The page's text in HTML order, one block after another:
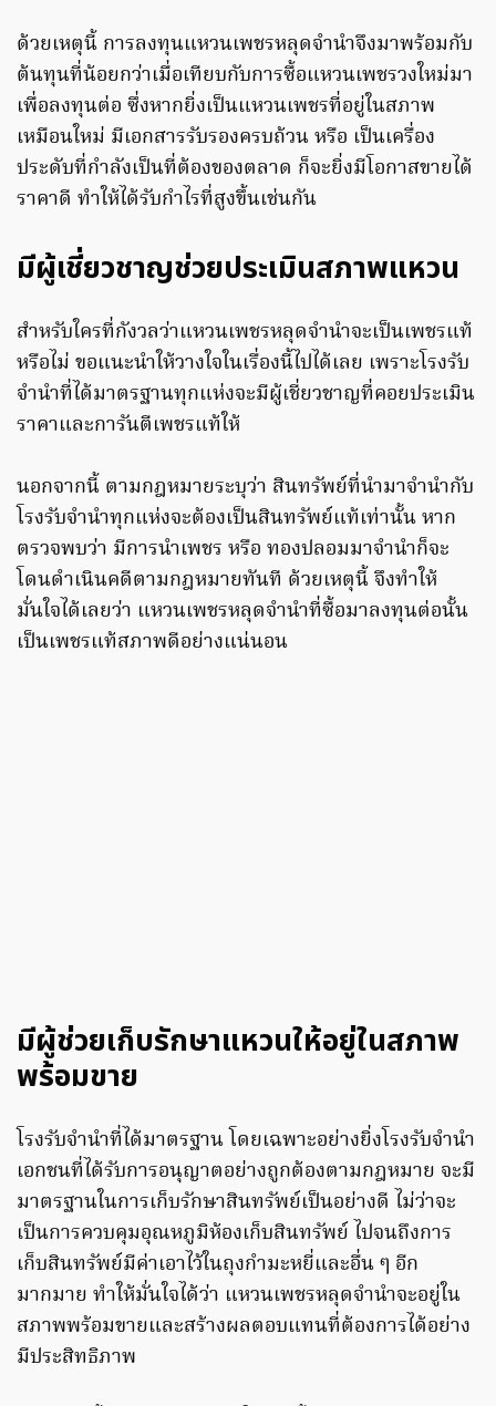
ด้วยเหตุนี้ การลงทุนแหวนเพชรหลุดจำนำจึงมาพร้อมกับ
ต้นทุนที่น้อยกว่าเมื่อเทียบกับการซื้อแหวนเพชรวงใหม่มา
เพื่อลงทุนต่อ ซึ่งหากยิ่งเป็นแหวนเพชรที่อยู่ในสภาพ
เหมือนใหม่ มีเอกสารรับรองครบถ้วน หรือ เป็นเครื่อง
ประดับที่กำลังเป็นที่ต้องของตลาด ก็จะยิ่งมีโอกาสขายได้
ราคาดี ทำให้ได้รับกำไรที่สูงขึ้นเช่นกัน
มีผู้เชี่ยวชาญช่วยประเมินสภาพแหวน
สำหรับใครที่กังวลว่าแหวนเพชรหลุดจำนำจะเป็นเพชรแท้
หรือไม่ ขอแนะนำให้วางใจในเรื่องนี้ไปได้เลย เพราะโรงรับ
จำนำที่ได้มาตรฐานทุกแห่งจะมีผู้เชี่ยวชาญที่คอยประเมิน
ราคาและการันตีเพชรแท้ให้
นอกจากนี้ ตามกฎหมายระบุว่า สินทรัพย์ที่นำมาจำนำกับ
โรงรับจำนำทุกแห่งจะต้องเป็นสินทรัพย์แท้เท่านั้น หาก
ตรวจพบว่า มีการนำเพชร หรือ ทองปลอมมาจำนำก็จะ
โดนดำเนินคดีตามกฎหมายทันที ด้วยเหตุนี้ จึงทำให้
มั่นใจได้เลยว่า แหวนเพชรหลุดจำนำที่ซื้อมาลงทุนต่อนั้น
เป็นเพชรแท้สภาพดีอย่างแน่นอน
มีผู้ช่วยเก็บรักษาแหวนให้อยู่ในสภาพ
พร้อมขาย
โรงรับจำนำที่ได้มาตรฐาน โดยเฉพาะอย่างยิ่งโรงรับจำนำ
เอกชนที่ได้รับการอนุญาตอย่างถูกต้องตามกฎหมาย จะมี
มาตรฐานในการเก็บรักษาสินทรัพย์เป็นอย่างดี ไม่ว่าจะ
เป็นการควบคุมอุณหภูมิห้องเก็บสินทรัพย์ ไปจนถึงการ
เก็บสินทรัพย์มีค่าเอาไว้ในถุงกำมะหยี่และอื่น ๆ อีก
มากมาย ทำให้มั่นใจได้ว่า แหวนเพชรหลุดจำนำจะอยู่ใน
สภาพพร้อมขายและสร้างผลตอบแทนที่ต้องการได้อย่าง
มีประสิทธิภาพ